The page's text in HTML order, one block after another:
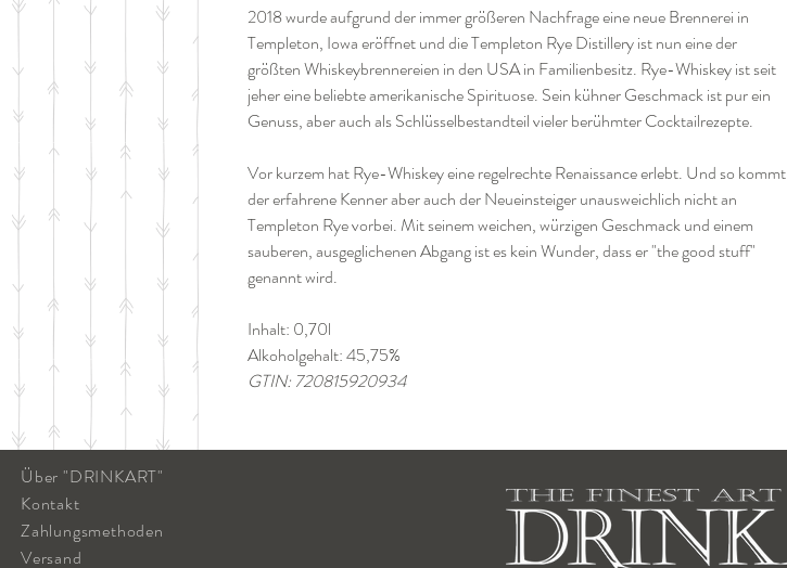
2018 wurde aufgrund der immer größeren Nachfrage eine neue Brennerei in
Templeton, Iowa eröffnet und die Templeton Rye Distillery ist nun eine der
größten Whiskeybrennereien in den USA in Familienbesitz. Rye-Whiskey ist seit
jeher eine beliebte amerikanische Spirituose. Sein kühner Geschmack ist pur ein
Genuss, aber auch als Schlüsselbestandteil vieler berühmter Cocktailrezepte.
Vor kurzem hat Rye-Whiskey eine regelrechte Renaissance erlebt. Und so kommt
der erfahrene Kenner aber auch der Neueinsteiger unausweichlich nicht an
Templeton Rye vorbei. Mit seinem weichen, würzigen Geschmack und einem
sauberen, ausgeglichenen Abgang ist es kein Wunder, dass er "the good stuff"
genannt wird.
Inhalt: 0,70l
Alkoholgehalt: 45,75%
GTIN: 720815920934
Über "DRINKART"
Kontakt
Zahlungsmethoden
Versand